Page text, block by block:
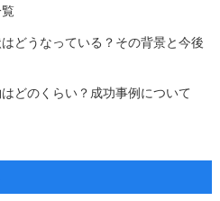
どうなっている？その背景と今後
どのくらい？成功事例について